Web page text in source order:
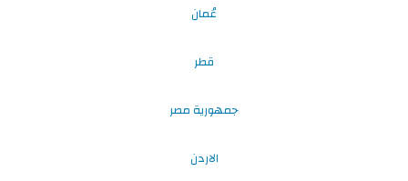
عُمان
قطر
جمهورية مصر
الاردن